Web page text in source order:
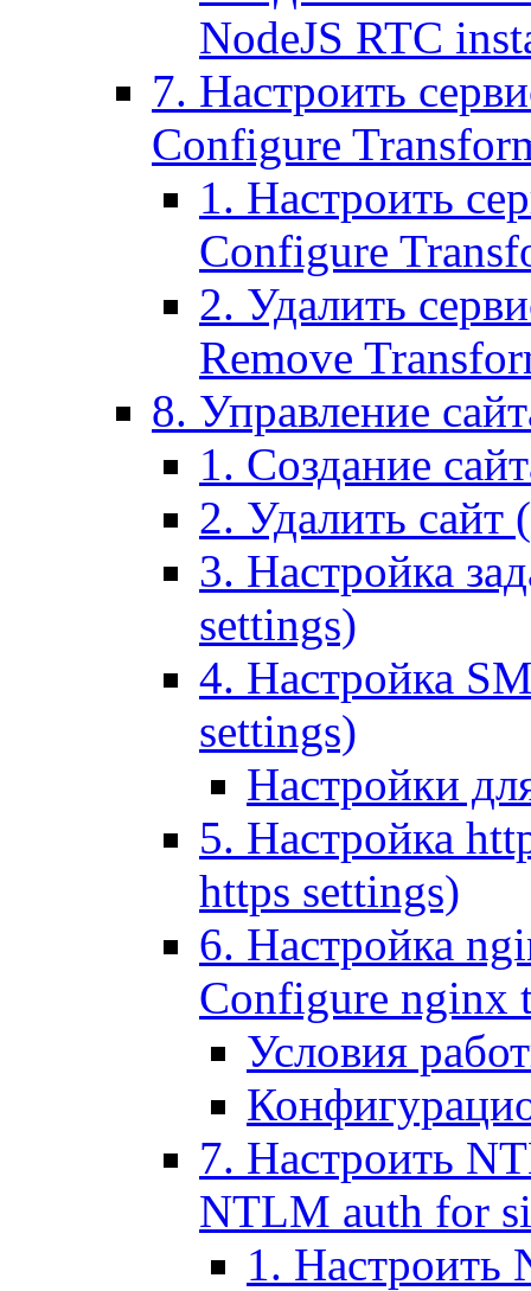
NodeJS RTC
7. Настроить
Configure
1. Настроить
Configure
2. Удалить
Remove
8. Управление
1. Создание
2. Удалить сайт
3. Настройка
settings)
4. Настройка
settings)
Настройки
5. Настройка
https settings)
6. Настройка
Configure nginx
Условия
7. Настроить
NTLM auth for
1. Настроить